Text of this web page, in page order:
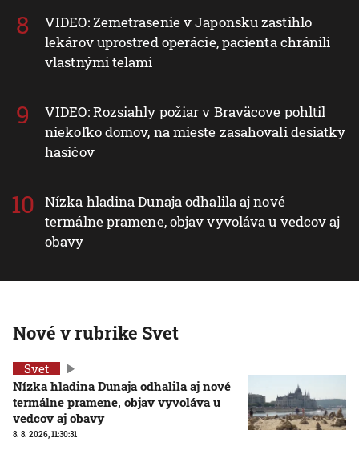
VIDEO: Zemetrasenie v Japonsku zastihlo
lekárov uprostred operácie, pacienta chránili
vlastnými telami
VIDEO: Rozsiahly požiar v Braväcove pohltil
niekoľko domov, na mieste zasahovali desiatky
hasičov
Nízka hladina Dunaja odhalila aj nové
termálne pramene, objav vyvoláva u vedcov aj
obavy
Nové v rubrike Svet
Svet
Nízka hladina Dunaja odhalila aj nové
termálne pramene, objav vyvoláva u
vedcov aj obavy
8. 8. 2026, 11:30:31